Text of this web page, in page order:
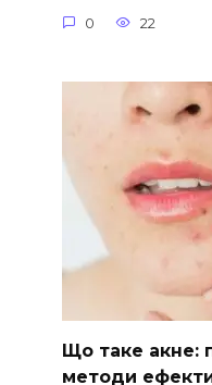
0 22
Що таке акне:
методи